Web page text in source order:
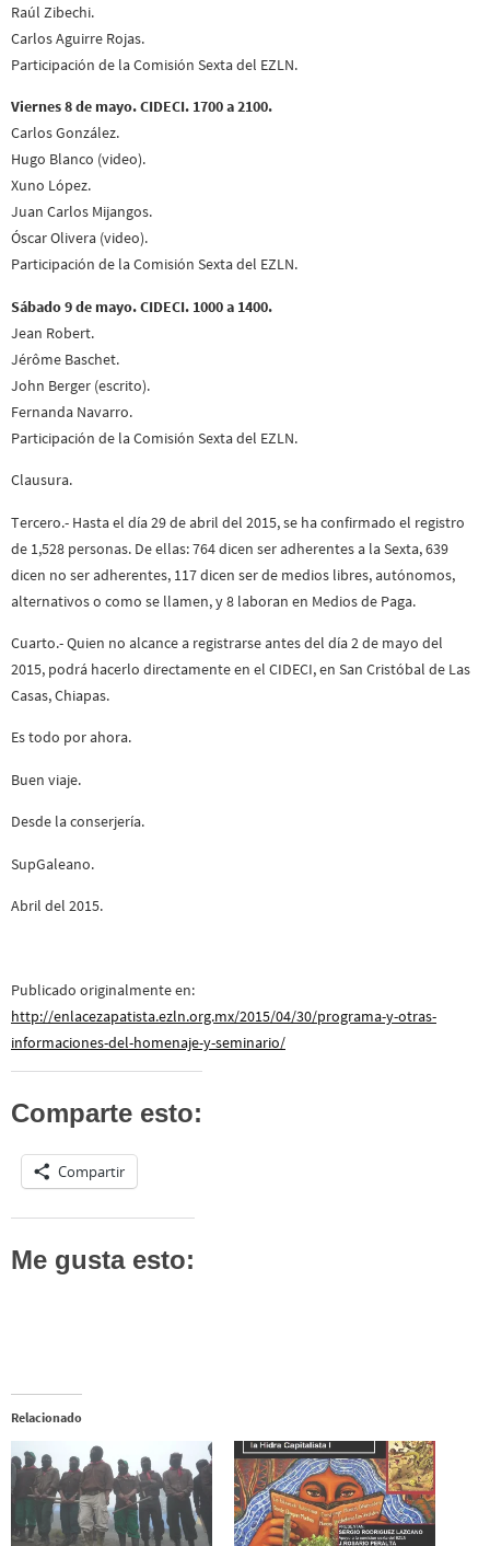
Raúl Zibechi.
Carlos Aguirre Rojas.
Participación de la Comisión Sexta del EZLN.
Viernes 8 de mayo. CIDECI. 1700 a 2100.
Carlos González.
Hugo Blanco (video).
Xuno López.
Juan Carlos Mijangos.
Óscar Olivera (video).
Participación de la Comisión Sexta del EZLN.
Sábado 9 de mayo. CIDECI. 1000 a 1400.
Jean Robert.
Jérôme Baschet.
John Berger (escrito).
Fernanda Navarro.
Participación de la Comisión Sexta del EZLN.
Clausura.
Tercero.- Hasta el día 29 de abril del 2015, se ha confirmado el registro
de 1,528 personas. De ellas: 764 dicen ser adherentes a la Sexta, 639
dicen no ser adherentes, 117 dicen ser de medios libres, autónomos,
alternativos o como se llamen, y 8 laboran en Medios de Paga.
Cuarto.- Quien no alcance a registrarse antes del día 2 de mayo del
2015, podrá hacerlo directamente en el CIDECI, en San Cristóbal de Las
Casas, Chiapas.
Es todo por ahora.
Buen viaje.
Desde la conserjería.
SupGaleano.
Abril del 2015.
Publicado originalmente en:
http://enlacezapatista.ezln.org.mx/2015/04/30/programa-y-otras-
informaciones-del-homenaje-y-seminario/
Comparte esto:
Compartir
Me gusta esto:
Relacionado